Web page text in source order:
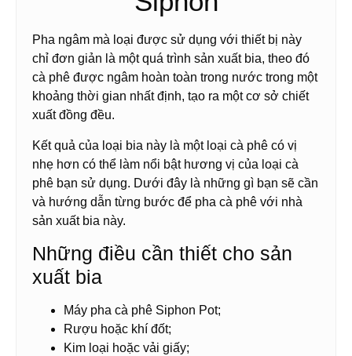
Pha ngâm mà loại được sử dụng với thiết bị này
chỉ đơn giản là một quá trình sản xuất bia, theo đó
cà phê được ngâm hoàn toàn trong nước trong một
khoảng thời gian nhất định, tạo ra một cơ sở chiết
xuất đồng đều.
Kết quả của loại bia này là một loại cà phê có vị
nhẹ hơn có thể làm nổi bật hương vị của loại cà
phê bạn sử dụng. Dưới đây là những gì bạn sẽ cần
và hướng dẫn từng bước để pha cà phê với nhà
sản xuất bia này.
Những điều cần thiết cho sản
xuất bia
Máy pha cà phê Siphon Pot;
Rượu hoặc khí đốt;
Kim loại hoặc vải giấy;